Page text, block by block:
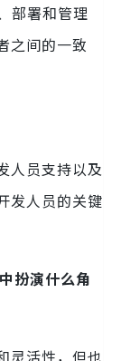
部署和管理
之间的一致
人员支持以及
发人员的关键
扮演什么角
灵活性，但也